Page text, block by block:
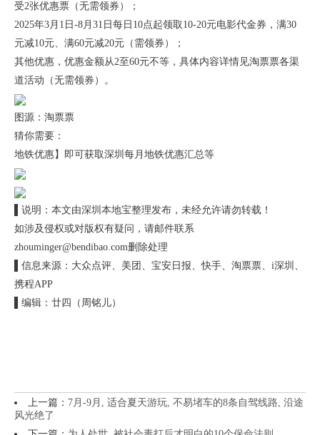
受2张优惠票（无需领券）；
2025年3月1日-8月31日每日10点起领取10-20元电影代金券，满30
元减10元、满60元减20元（需领券）；
其他优惠，优惠金额从2至60元不等，具体内容详情见淘票票各渠
道活动（无需领券）。
图源：淘票票
猜你需要：
地铁优惠】即可获取深圳每月地铁优惠汇总等
▌说明：本文由深圳本地宝整理发布，未经允许请勿转载！
如涉及侵权或对版权有疑问，请邮件联系
zhouminger@bendibao.com删除处理
▌信息来源：大众点评、美团、宝安日报、快手、淘票票、i深圳、
携程APP
▌编辑：廿四（周铭儿）
上一篇： 7月-9月, 适合夏天游玩, 不易堵车的8条自驾线路, 沿途
风光绝了